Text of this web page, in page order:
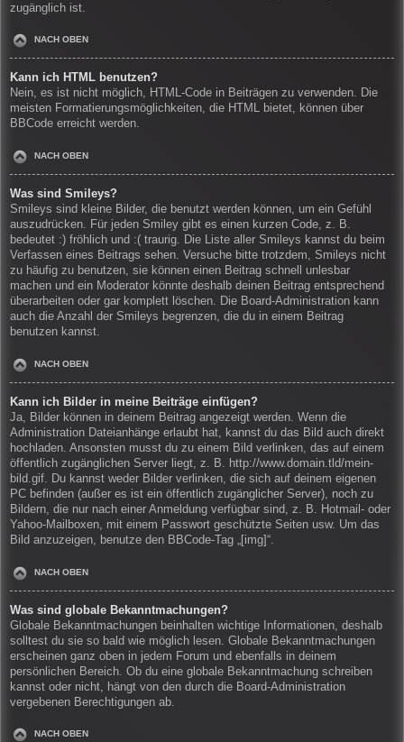
zugänglich ist.
NACH OBEN
Kann ich HTML benutzen?
Nein, es ist nicht möglich, HTML-Code in Beiträgen zu verwenden. Die
meisten Formatierungsmöglichkeiten, die HTML bietet, können über
BBCode erreicht werden.
NACH OBEN
Was sind Smileys?
Smileys sind kleine Bilder, die benutzt werden können, um ein Gefühl
auszudrücken. Für jeden Smiley gibt es einen kurzen Code, z. B.
bedeutet :) fröhlich und :( traurig. Die Liste aller Smileys kannst du beim
Verfassen eines Beitrags sehen. Versuche bitte trotzdem, Smileys nicht
zu häufig zu benutzen, sie können einen Beitrag schnell unlesbar
machen und ein Moderator könnte deshalb deinen Beitrag entsprechend
überarbeiten oder gar komplett löschen. Die Board-Administration kann
auch die Anzahl der Smileys begrenzen, die du in einem Beitrag
benutzen kannst.
NACH OBEN
Kann ich Bilder in meine Beiträge einfügen?
Ja, Bilder können in deinem Beitrag angezeigt werden. Wenn die
Administration Dateianhänge erlaubt hat, kannst du das Bild auch direkt
hochladen. Ansonsten musst du zu einem Bild verlinken, das auf einem
öffentlich zugänglichen Server liegt, z. B. http://www.domain.tld/mein-
bild.gif. Du kannst weder Bilder verlinken, die sich auf deinem eigenen
PC befinden (außer es ist ein öffentlich zugänglicher Server), noch zu
Bildern, die nur nach einer Anmeldung verfügbar sind, z. B. Hotmail- oder
Yahoo-Mailboxen, mit einem Passwort geschützte Seiten usw. Um das
Bild anzuzeigen, benutze den BBCode-Tag „[img]“.
NACH OBEN
Was sind globale Bekanntmachungen?
Globale Bekanntmachungen beinhalten wichtige Informationen, deshalb
solltest du sie so bald wie möglich lesen. Globale Bekanntmachungen
erscheinen ganz oben in jedem Forum und ebenfalls in deinem
persönlichen Bereich. Ob du eine globale Bekanntmachung schreiben
kannst oder nicht, hängt von den durch die Board-Administration
vergebenen Berechtigungen ab.
NACH OBEN